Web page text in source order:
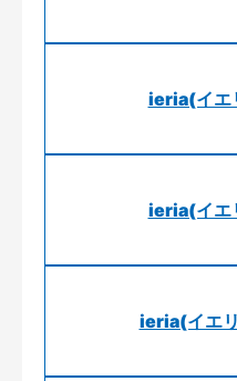
ieria(イエ
ieria(イエ
ieria(イエ